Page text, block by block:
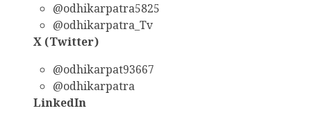
@odhikarpatra5825
@odhikarpatra_Tv
X (Twitter)
@odhikarpat93667
@odhikarpatra
LinkedIn